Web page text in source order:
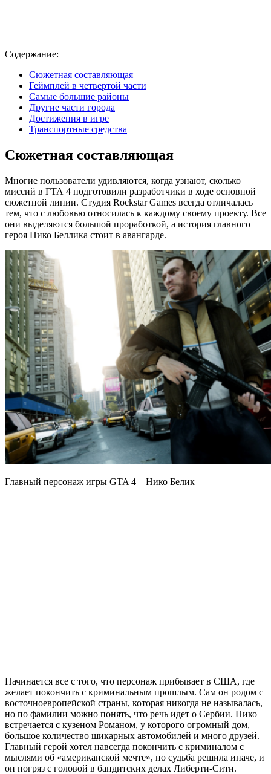
Содержание:
Сюжетная составляющая
Геймплей в четвертой части
Самые большие районы
Другие части города
Достижения в игре
Транспортные средства
Сюжетная составляющая
Многие пользователи удивляются, когда узнают, сколько
миссий в ГТА 4 подготовили разработчики в ходе основной
сюжетной линии. Студия Rockstar Games всегда отличалась
тем, что с любовью относилась к каждому своему проекту. Все
они выделяются большой проработкой, а история главного
героя Нико Беллика стоит в авангарде.
Главный персонаж игры GTA 4 – Нико Белик
Начинается все с того, что персонаж прибывает в США, где
желает покончить с криминальным прошлым. Сам он родом с
восточноевропейской страны, которая никогда не называлась,
но по фамилии можно понять, что речь идет о Сербии. Нико
встречается с кузеном Романом, у которого огромный дом,
большое количество шикарных автомобилей и много друзей.
Главный герой хотел навсегда покончить с криминалом с
мыслями об «американской мечте», но судьба решила иначе, и
он погряз с головой в бандитских делах Либерти-Сити.